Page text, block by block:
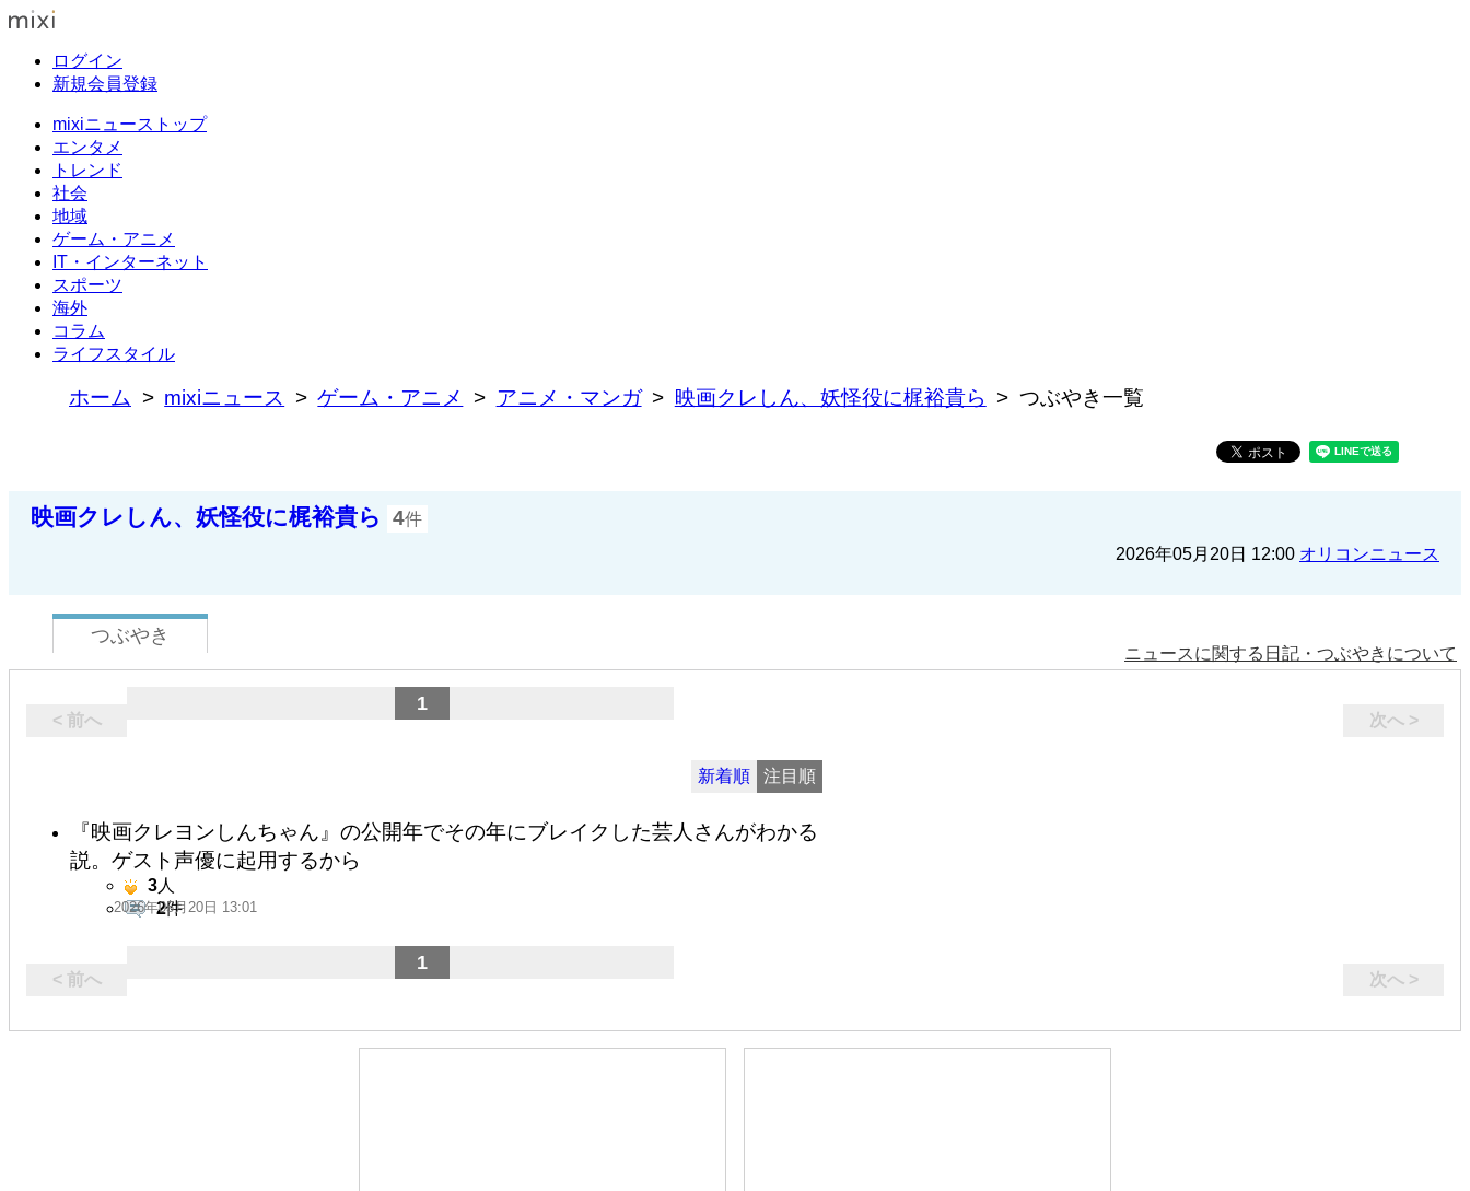
ログイン
新規会員登録
mixiニューストップ
エンタメ
トレンド
社会
地域
ゲーム・アニメ
IT・インターネット
スポーツ
海外
コラム
ライフスタイル
ホーム mixiニュース ゲーム・アニメ アニメ・マンガ 映画クレしん、妖怪役に梶裕貴ら つぶやき一覧
映画クレしん、妖怪役に梶裕貴ら 4件
2026年05月20日 12:00 オリコンニュース
つぶやき
ニュースに関する日記・つぶやきについて
< 前へ
1
次へ >
新着順 注目順
『映画クレヨンしんちゃん』の公開年でその年にブレイクした芸人さんがわかる
説。ゲスト声優に起用するから
2026年05月20日 13:01
3人
2件
< 前へ
1
次へ >